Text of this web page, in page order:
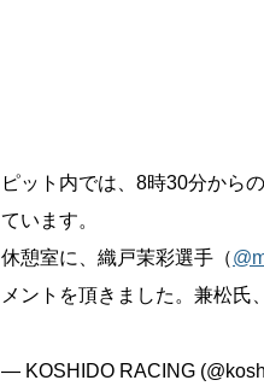
ピット内では、8時30分から
ています。
休憩室に、織戸茉彩選手（
メントを頂きました。兼松
— KOSHIDO RACING